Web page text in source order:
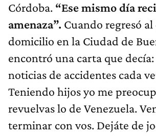
Córdoba. “Ese mismo día
amenaza”. Cuando regresó al
domicilio en la Ciudad de
encontró una carta que decía:
noticias de accidentes cada
Teniendo hijos yo me
revuelvas lo de Venezuela.
terminar con vos. Dejáte de